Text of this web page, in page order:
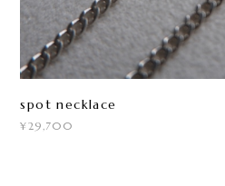
spot necklace
¥29,700